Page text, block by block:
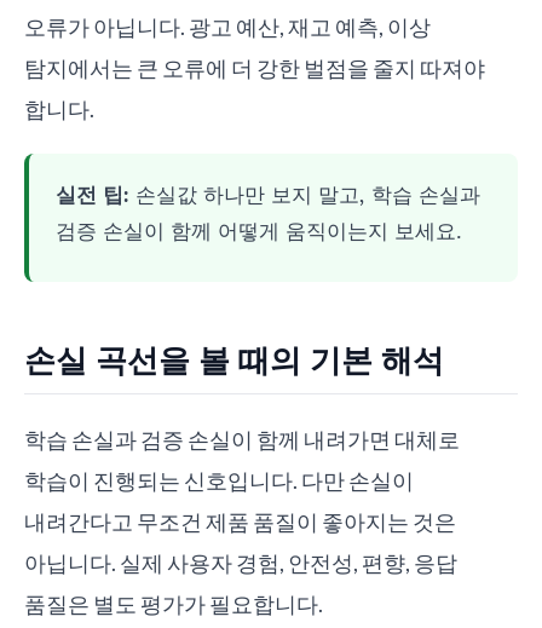
오류가 아닙니다. 광고 예산, 재고 예측, 이상
탐지에서는 큰 오류에 더 강한 벌점을 줄지 따져야
합니다.
실전 팁: 손실값 하나만 보지 말고, 학습 손실과
검증 손실이 함께 어떻게 움직이는지 보세요.
손실 곡선을 볼 때의 기본 해석
학습 손실과 검증 손실이 함께 내려가면 대체로
학습이 진행되는 신호입니다. 다만 손실이
내려간다고 무조건 제품 품질이 좋아지는 것은
아닙니다. 실제 사용자 경험, 안전성, 편향, 응답
품질은 별도 평가가 필요합니다.